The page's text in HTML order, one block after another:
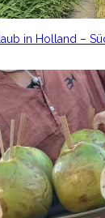
in Holland –